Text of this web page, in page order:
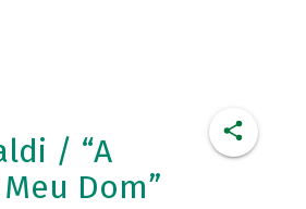
/ “A
Dom”